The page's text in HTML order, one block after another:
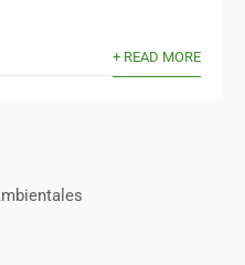
+ READ MORE